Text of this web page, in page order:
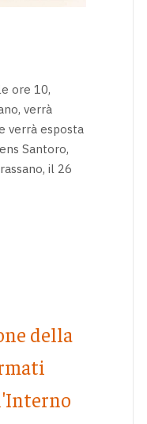
ore 10,
verrà
verrà esposta
Santoro,
il 26
della